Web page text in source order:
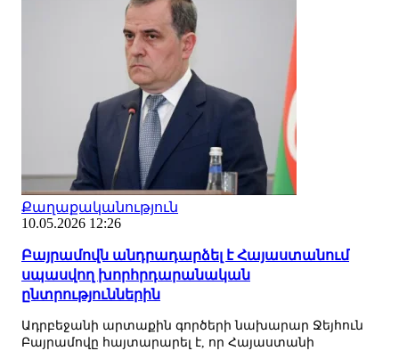
Քաղաքականություն
10.05.2026 12:26
Բայրամովն անդրադարձել է Հայաստանում
սպասվող խորհրդարանական
ընտրություններին
Ադրբեջանի արտաքին գործերի նախարար Ջեյհուն
Բայրամովը հայտարարել է, որ Հայաստանի